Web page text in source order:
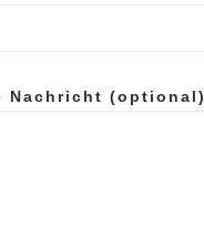
Nachricht (optional)